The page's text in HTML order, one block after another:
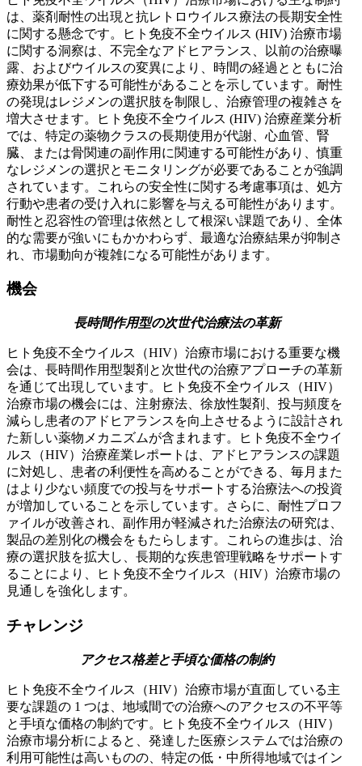
は、薬剤耐性の出現と抗レトロウイルス療法の長期安全性
に関する懸念です。ヒト免疫不全ウイルス (HIV) 治療市場
に関する洞察は、不完全なアドヒアランス、以前の治療曝
露、およびウイルスの変異により、時間の経過とともに治
療効果が低下する可能性があることを示しています。耐性
の発現はレジメンの選択肢を制限し、治療管理の複雑さを
増大させます。ヒト免疫不全ウイルス (HIV) 治療産業分析
では、特定の薬物クラスの長期使用が代謝、心血管、腎
臓、または骨関連の副作用に関連する可能性があり、慎重
なレジメンの選択とモニタリングが必要であることが強調
されています。これらの安全性に関する考慮事項は、処方
行動や患者の受け入れに影響を与える可能性があります。
耐性と忍容性の管理は依然として根深い課題であり、全体
的な需要が強いにもかかわらず、最適な治療結果が抑制さ
れ、市場動向が複雑になる可能性があります。
機会
長時間作用型の次世代治療法の革新
ヒト免疫不全ウイルス（HIV）治療市場における重要な機
会は、長時間作用型製剤と次世代の治療アプローチの革新
を通じて出現しています。ヒト免疫不全ウイルス（HIV）
治療市場の機会には、注射療法、徐放性製剤、投与頻度を
減らし患者のアドヒアランスを向上させるように設計され
た新しい薬物メカニズムが含まれます。ヒト免疫不全ウイ
ルス（HIV）治療産業レポートは、アドヒアランスの課題
に対処し、患者の利便性を高めることができる、毎月また
はより少ない頻度での投与をサポートする治療法への投資
が増加していることを示しています。さらに、耐性プロフ
ァイルが改善され、副作用が軽減された治療法の研究は、
製品の差別化の機会をもたらします。これらの進歩は、治
療の選択肢を拡大し、長期的な疾患管理戦略をサポートす
ることにより、ヒト免疫不全ウイルス（HIV）治療市場の
見通しを強化します。
チャレンジ
アクセス格差と手頃な価格の制約
ヒト免疫不全ウイルス（HIV）治療市場が直面している主
要な課題の 1 つは、地域間での治療へのアクセスの不平等
と手頃な価格の制約です。ヒト免疫不全ウイルス（HIV）
治療市場分析によると、発達した医療システムでは治療の
利用可能性は高いものの、特定の低・中所得地域ではイン